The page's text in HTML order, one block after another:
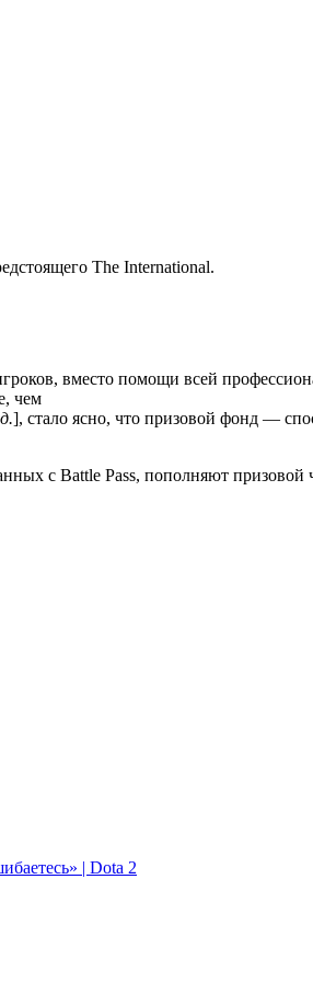
The International.
вместо помощи всей
чем
], стало ясно, что призовой фонд —
с Battle Pass, пополняют призовой
| Dota 2